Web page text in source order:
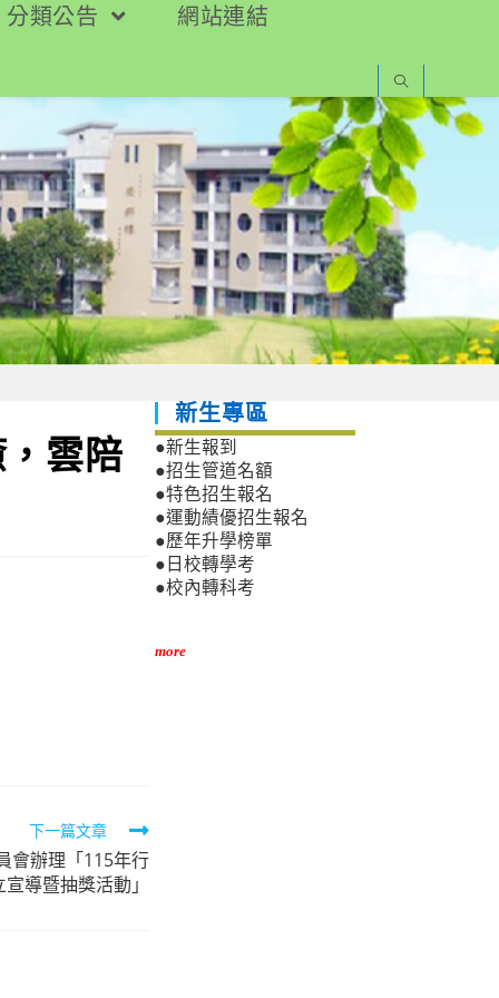
分類公告 網站連結
雲陪
下一篇文章
會辦理「115年行
導暨抽獎活動」
新生專區
●新生報到
●招生管道名額
●特色招生報名
●運動績優招生報名
●歷年升學榜單
●日校轉學考
●校內轉科考
more